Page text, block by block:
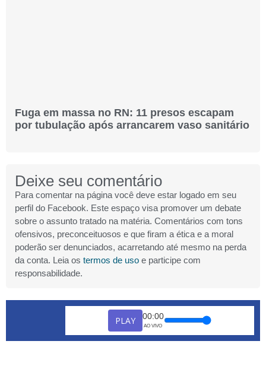
Fuga em massa no RN: 11 presos escapam
por tubulação após arrancarem vaso sanitário
Deixe seu comentário
Para comentar na página você deve estar logado em seu
perfil do Facebook. Este espaço visa promover um debate
sobre o assunto tratado na matéria. Comentários com tons
ofensivos, preconceituosos e que firam a ética e a moral
poderão ser denunciados, acarretando até mesmo na perda
da conta. Leia os termos de uso e participe com
responsabilidade.
PLAY 00:00
AO VIVO